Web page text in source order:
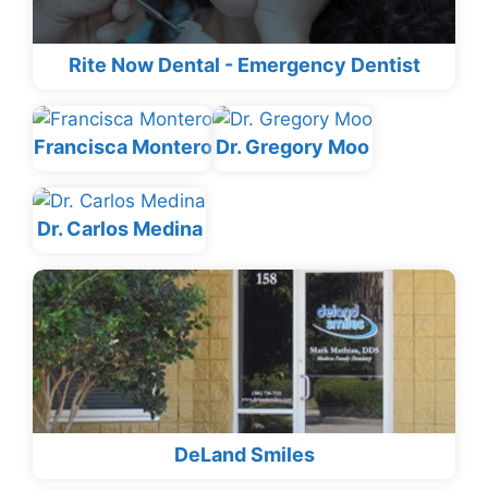
Rite Now Dental - Emergency Dentist
Francisca Montero Dr. Gregory Moo
Dr. Carlos Medina
DeLand Smiles